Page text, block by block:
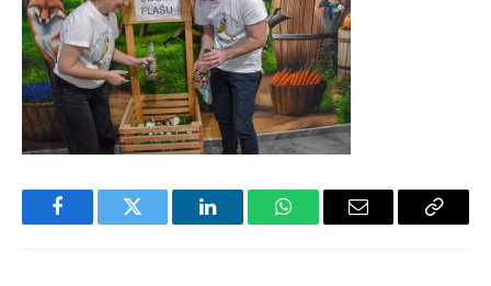
FacebookTwitter LinkedInWhatsAppEmail
Copy